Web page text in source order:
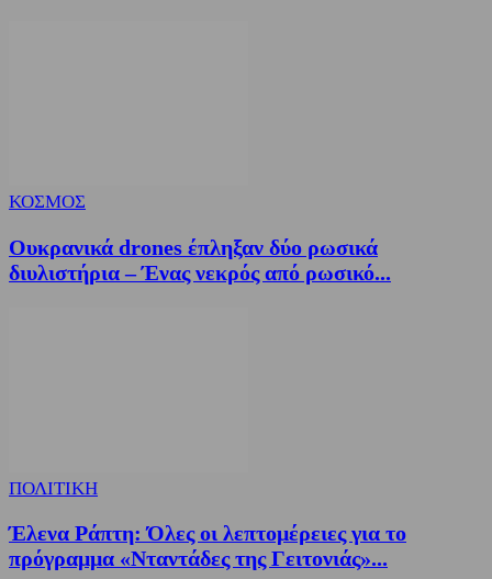
ΚΟΣΜΟΣ
Ουκρανικά drones έπληξαν δύο ρωσικά
διυλιστήρια – Ένας νεκρός από ρωσικό...
ΠΟΛΙΤΙΚΗ
Έλενα Ράπτη: Όλες οι λεπτομέρειες για το
πρόγραμμα «Νταντάδες της Γειτονιάς»...